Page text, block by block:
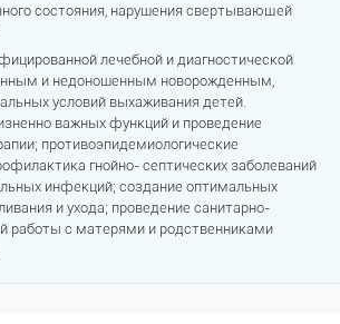
состояния, нарушения свертывающей
лечебной и диагностической
и недоношенным новорожденным,
условий выхаживания детей.
важных функций и проведение
противоэпидемиологические
гнойно- септических заболеваний
инфекций; создание оптимальных
и ухода; проведение санитарно-
работы с матерями и родственниками